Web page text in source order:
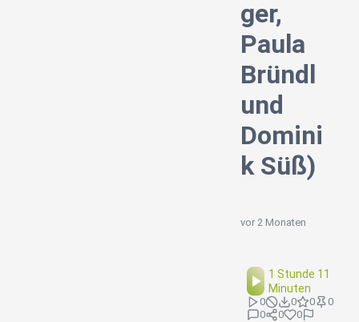
ger,
Paula
Bründl
und
Domini
k Süß)
vor 2 Monaten
1 Stunde 11
Minuten
0 0 0
0
0
0 0